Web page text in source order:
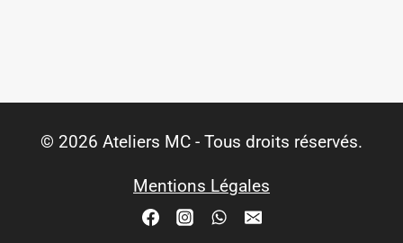
© 2026 Ateliers MC - Tous droits réservés.
Mentions Légales